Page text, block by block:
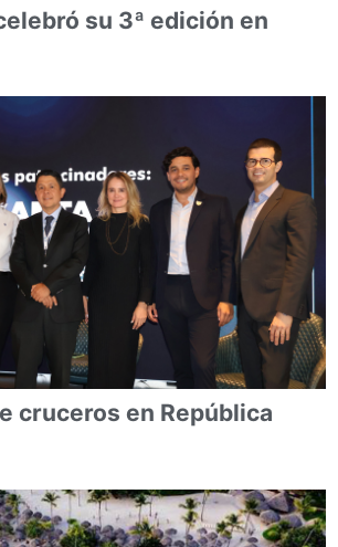
su 3ª edición en
cruceros en República